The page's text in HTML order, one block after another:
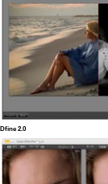
Dfine 2.0